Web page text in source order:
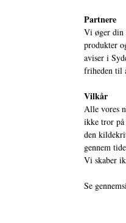
Partnere
Vi øger din
produkter
aviser i
friheden til
Vilkår
Alle vores
ikke tror
den
gennem
Vi skaber
Se